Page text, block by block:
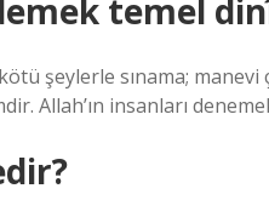
temel
şeylerle sınama;
Allah’ın insanları